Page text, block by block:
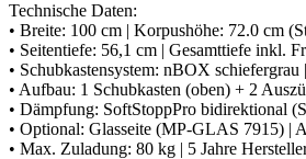
Technische Daten:
• Breite: 100 cm | Korpushöhe: 72.0 cm
• Seitentiefe: 56,1 cm | Gesamttiefe inkl.
• Schubkastensystem: nBOX
• Aufbau: 1 Schubkasten (oben) + 2
• Dämpfung: SoftStoppPro bidirektional
• Optional: Glasseite (MP-GLAS 7915) |
• Max. Zuladung: 80 kg | 5 Jahre